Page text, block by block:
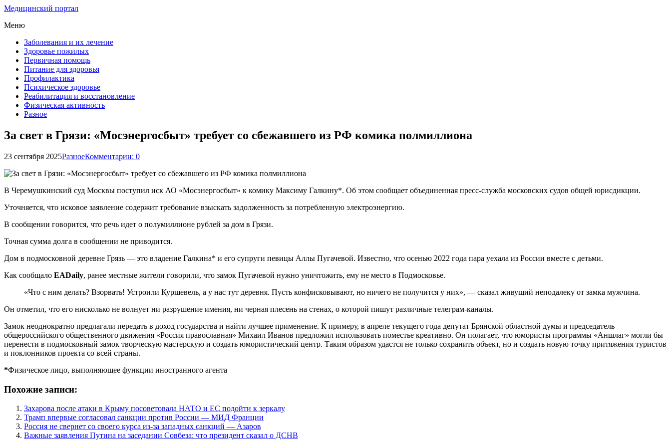
Медицинский портал
Меню
Заболевания и их лечение
Здоровье пожилых
Первичная помощь
Питание для здоровья
Профилактика
Психическое здоровье
Реабилитация и восстановление
Физическая активность
Разное
За свет в Грязи: «Мосэнергосбыт» требует со сбежавшего из РФ комика полмиллиона
23 сентября 2025РазноеКомментарии: 0
В Черемушкинский суд Москвы поступил иск АО «Мосэнергосбыт» к комику Максиму Галкину*. Об этом сообщает объединенная пресс-служба московских судов общей юрисдикции.
Уточняется, что исковое заявление содержит требование взыскать задолженность за потребленную электроэнергию.
В сообщении говорится, что речь идет о полумиллионе рублей за дом в Грязи.
Точная сумма долга в сообщении не приводится.
Дом в подмосковной деревне Грязь — это владение Галкина* и его супруги певицы Аллы Пугачевой. Известно, что осенью 2022 года пара уехала из России вместе с детьми.
Как сообщало EADaily, ранее местные жители говорили, что замок Пугачевой нужно уничтожить, ему не место в Подмосковье.
«Что с ним делать? Взорвать! Устроили Куршевель, а у нас тут деревня. Пусть конфисковывают, но ничего не получится у них», — сказал живущий неподалеку от замка мужчина.
Он отметил, что его нисколько не волнует ни разрушение имения, ни черная плесень на стенах, о которой пишут различные телеграм-каналы.
Замок неоднократно предлагали передать в доход государства и найти лучшее применение. К примеру, в апреле текущего года депутат Брянской областной думы и председатель
общероссийского общественного движения «Россия православная» Михаил Иванов предложил использовать поместье креативно. Он полагает, что юмористы программы «Аншлаг» могли бы
перенести в подмосковный замок творческую мастерскую и создать юмористический центр. Таким образом удастся не только сохранить объект, но и создать новую точку притяжения туристов
и поклонников проекта со всей страны.
*Физическое лицо, выполняющее функции иностранного агента
Похожие записи:
Захарова после атаки в Крыму посоветовала НАТО и ЕС подойти к зеркалу
Трамп впервые согласовал санкции против России — МИД Франции
Россия не свернет со своего курса из-за западных санкций — Азаров
Важные заявления Путина на заседании Совбеза: что президент сказал о ДСНВ